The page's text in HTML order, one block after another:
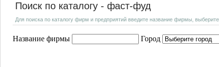
Поиск по каталогу - фаст-фуд
Для поиска по каталогу фирм и предприятий введите название фирмы, выберите
Название фирмы Город